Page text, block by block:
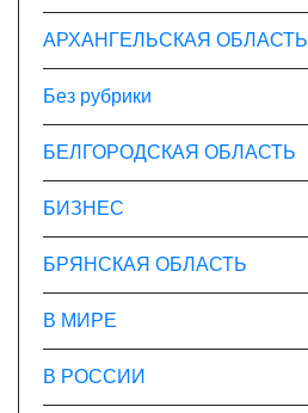
АРХАНГЕЛЬСКАЯ ОБЛАСТЬ
Без рубрики
БЕЛГОРОДСКАЯ ОБЛАСТЬ
БИЗНЕС
БРЯНСКАЯ ОБЛАСТЬ
В МИРЕ
В РОССИИ